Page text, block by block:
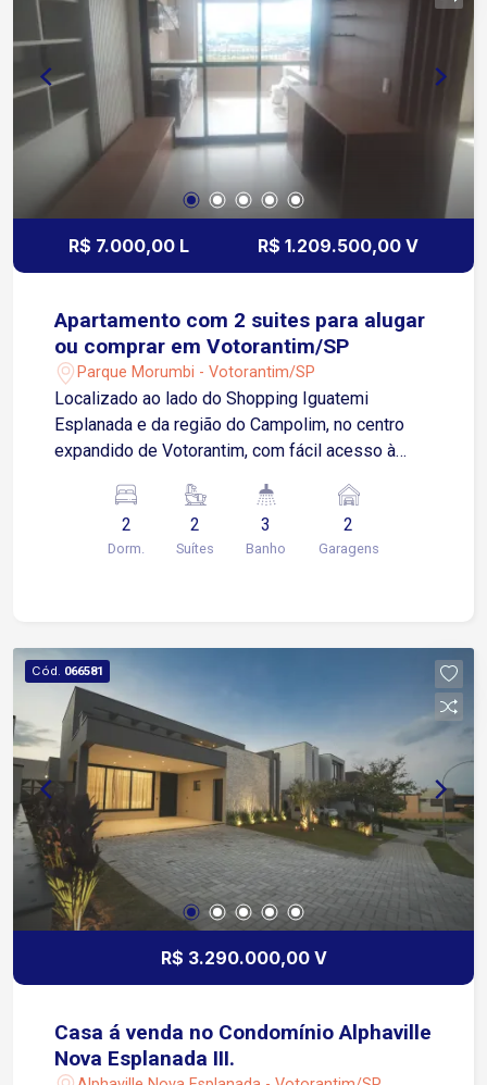
R$ 7.000,00 L R$ 1.209.500,00 V
Apartamento com 2 suites para alugar
ou comprar em Votorantim/SP
Parque Morumbi - Votorantim/SP
Localizado ao lado do Shopping Iguatemi
Esplanada e da região do Campolim, no centro
expandido de Votorantim, com fácil acesso à
supermercados, escolas, restaurantes, parques,
academias, farmácias e uma completa
infraestrutura de comércio e serviços,
aberto Circulação entre os ambientes Armários
planejados em todos os cômodos Acabamento
de alto padrão Condomínio oferece: Piscina
Playground Salão de Festas Academia Portaria
24 horas Ideal para quem busca um apartamento
moderno, elegante e pronto para morar, em uma
das localizações mais desejadas da região.
Agende sua visita e venha conhecer este
excelente imóvel!
2
Dorm.
2
Suítes
3
Banho
2
Garagens
Cód. 066581
R$ 3.290.000,00 V
Casa á venda no Condomínio Alphaville
Nova Esplanada III.